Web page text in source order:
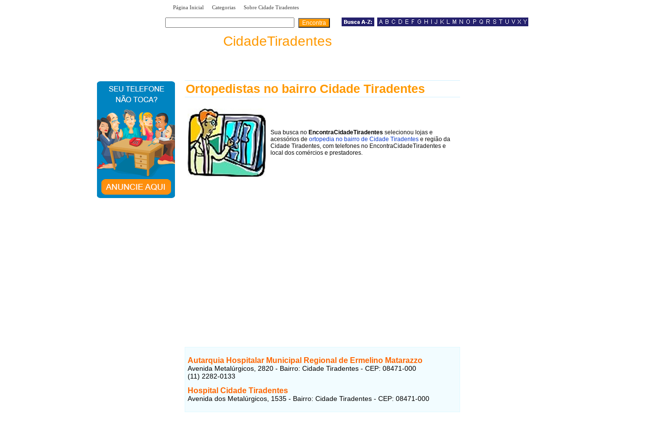
Página Inicial Categorias Sobre Cidade Tiradentes
CidadeTiradentes
Ortopedistas no bairro Cidade Tiradentes
Sua busca no EncontraCidadeTiradentes selecionou lojas e
acessórios de ortopedia no bairro de Cidade Tiradentes e região da
Cidade Tiradentes, com telefones no EncontraCidadeTiradentes e
local dos comércios e prestadores.
Autarquia Hospitalar Municipal Regional de Ermelino Matarazzo
Avenida Metalúrgicos, 2820 - Bairro: Cidade Tiradentes - CEP: 08471-000
(11) 2282-0133
Hospital Cidade Tiradentes
Avenida dos Metalúrgicos, 1535 - Bairro: Cidade Tiradentes - CEP: 08471-000